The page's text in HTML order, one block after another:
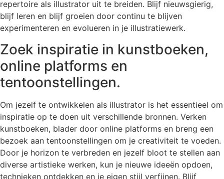
repertoire als illustrator uit te breiden. Blijf nieuwsgierig,
blijf leren en blijf groeien door continu te blijven
experimenteren en evolueren in je illustratiewerk.
Zoek inspiratie in kunstboeken,
online platforms en
tentoonstellingen.
Om jezelf te ontwikkelen als illustrator is het essentieel om
inspiratie op te doen uit verschillende bronnen. Verken
kunstboeken, blader door online platforms en breng een
bezoek aan tentoonstellingen om je creativiteit te voeden.
Door je horizon te verbreden en jezelf bloot te stellen aan
diverse artistieke werken, kun je nieuwe ideeën opdoen,
technieken ontdekken en je eigen stijl verfijnen. Blijf